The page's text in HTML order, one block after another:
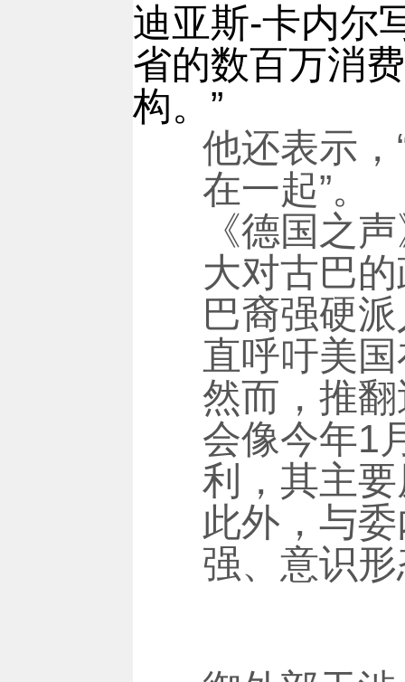
迪亚斯-卡内尔
省的数百万消
构。”
他还表示
在一起”。
《德国之
大对古巴
巴裔强硬
直呼吁美
然而，推
会像今年1
利，其主
此外，与
强、意识